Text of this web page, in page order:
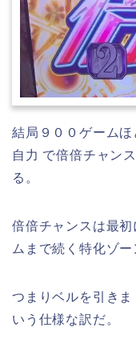
結局９００ゲーム
自力 で倍倍チャン
る。
倍倍チャンスは最
ムまで続く特化ゾー
つまりベルを引き
いう仕様な訳だ。